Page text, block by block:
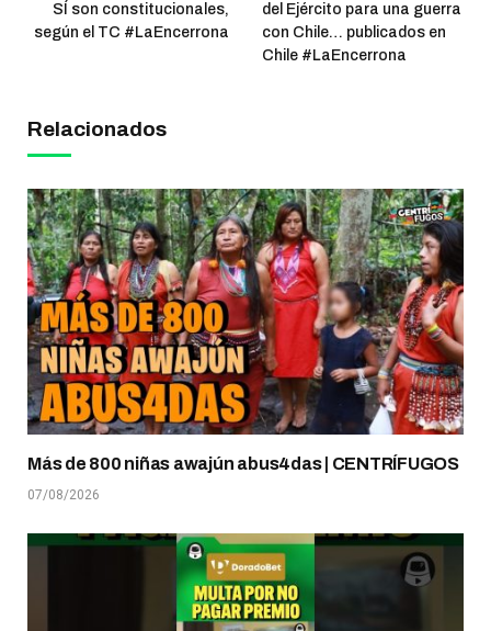
SÍ son constitucionales,
según el TC #LaEncerrona
del Ejército para una guerra
con Chile… publicados en
Chile #LaEncerrona
Relacionados
Más de 800 niñas awajún abus4das | CENTRÍFUGOS
07/08/2026